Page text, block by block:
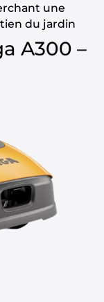
une
du jardin
A300 –